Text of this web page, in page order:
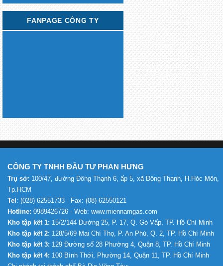
FANPAGE CÔNG TY
CÔNG TY TNHH ĐẦU TƯ PHAN HƯNG
Trụ sở: 100/47, đường Đông Thạnh 6, ấp 5, xã Đông Thạnh, H.Hóc Môn,
Tp.HCM
Tel : (028) 62551733 - Fax: (08) 62550121
Hotline: 0989426726 - Web: www.miennamgas.com
Kho tập kết 1: 15/2/144 Đường 25, P. 17, Q. Gò Vấp, TP. Hồ Chí Minh
Kho tập kết 2: 128/5/69 Mai Chí Thọ, P. An Phú, Q. 2, TP. Hồ Chí Minh
Kho tập kết 3: 129 Đường số 28 Phường 4, Quận 8, TP. Hồ Chí Minh
Kho tập kết 4: 100 Bình Thới, Phường 14, Quận 11, TP. Hồ Chí Minh